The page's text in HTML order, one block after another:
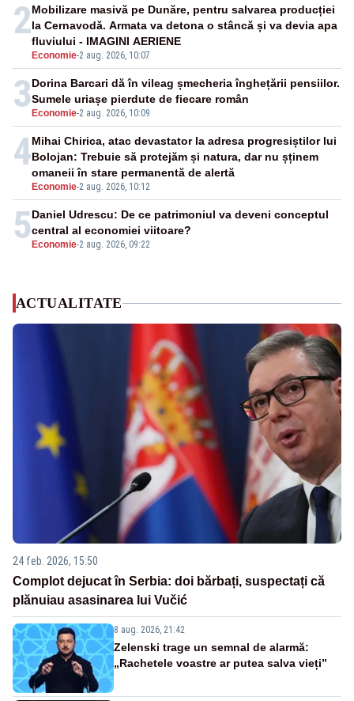
2
Economie-2 aug. 2026, 10:07
Mobilizare masivă pe Dunăre, pentru salvarea producției
la Cernavodă. Armata va detona o stâncă și va devia apa
fluviului - IMAGINI AERIENE
3 Economie-2 aug. 2026, 10:09
Dorina Barcari dă în vileag șmecheria înghețării pensiilor.
Sumele uriașe pierdute de fiecare român
4
Economie-2 aug. 2026, 10:12
Mihai Chirica, atac devastator la adresa progresiștilor lui
Bolojan: Trebuie să protejăm și natura, dar nu șținem
omaneii în stare permanentă de alertă
5 Economie-2 aug. 2026, 09:22
Daniel Udrescu: De ce patrimoniul va deveni conceptul
central al economiei viitoare?
ACTUALITATE
24 feb. 2026, 15:50
Complot dejucat în Serbia: doi bărbați, suspectați că
plănuiau asasinarea lui Vučić
8 aug. 2026, 21:42
Zelenski trage un semnal de alarmă:
„Rachetele voastre ar putea salva vieți”